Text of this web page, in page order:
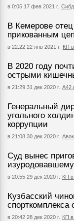
в 0:05 17 фев 2021 г.
В Кемерове
прикованным
в 22:22 22 янв 2021 г. КП
В 2020 году
острыми
в 21:29 31 дек 2020 г.
Генеральный
угольного
коррупции
в 21:08 30 дек 2020 г.
Суд вынес
в 20:55 29 дек 2020 г. КП в
Кузбасский
спорткомплекса
в 20:42 28 дек 2020 г. КП в